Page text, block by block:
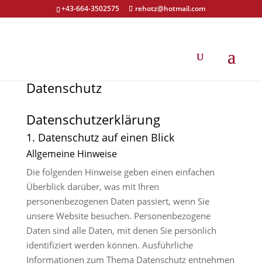
+43-664-3502575 rehotz@hotmail.com
Datenschutz
Datenschutzerklärung
1. Datenschutz auf einen Blick
Allgemeine Hinweise
Die folgenden Hinweise geben einen einfachen
Überblick darüber, was mit Ihren
personenbezogenen Daten passiert, wenn Sie
unsere Website besuchen. Personenbezogene
Daten sind alle Daten, mit denen Sie persönlich
identifiziert werden können. Ausführliche
Informationen zum Thema Datenschutz entnehmen